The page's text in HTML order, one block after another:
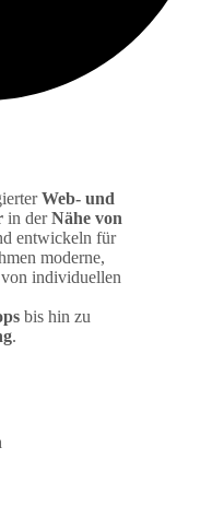
Web‑ und
in derNähe von
entwickeln für
moderne,
individuellen
bis hin zu
.